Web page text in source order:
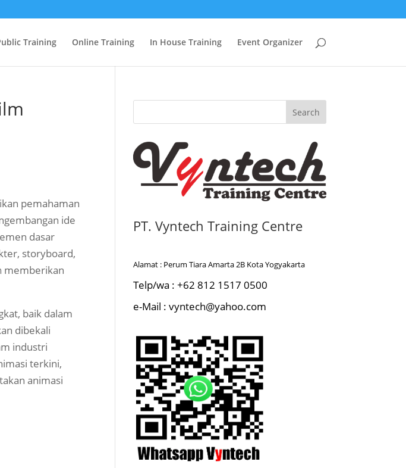
Training Online Training In House Training Event Organizer
pemahaman
ide
dasar
storyboard,
memberikan
baik dalam
dibekali
industri
terkini,
animasi
Search
PT. Vyntech Training Centre
Alamat : Perum Tiara Amarta 2B Kota Yogyakarta
Telp/wa : +62 812 1517 0500
e-Mail : vyntech@yahoo.com